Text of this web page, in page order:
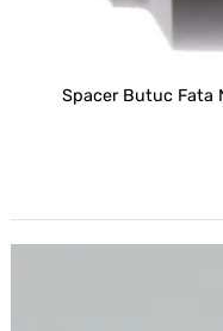
Spacer Butuc Fata